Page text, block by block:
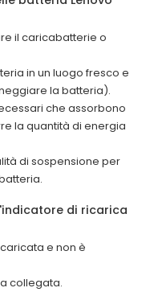
il caricabatterie o
in un luogo fresco e
la batteria).
che assorbono
la quantità di energia
di sospensione per
di ricarica
e non è
collegata.